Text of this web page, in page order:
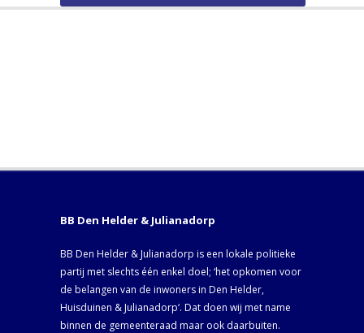
BB Den Helder & Julianadorp
BB Den Helder & Julianadorp is een lokale politieke
partij met slechts één enkel doel; ‘het opkomen voor
de belangen van de inwoners in Den Helder,
Huisduinen & Julianadorp‘. Dat doen wij met name
binnen de gemeenteraad maar ook daarbuiten.